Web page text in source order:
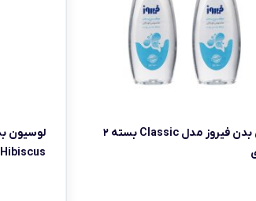
روغن بدن فیروز مدل Classic بسته ۲
Hibiscus حجم ۲۰۰ میلی لیتر